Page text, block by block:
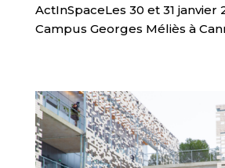
ActInSpaceLes 30 et 31 janvier
Campus Georges Méliès à